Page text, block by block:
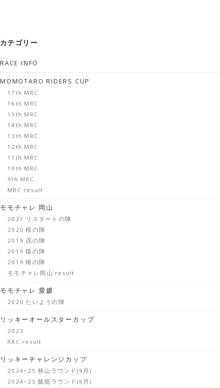
カテゴリー
RACE INFO
MOMOTARO RIDERS CUP
17th MRC
16th MRC
15th MRC
14th MRC
13th MRC
12th MRC
11th MRC
10th MRC
9th MRC
MRC result
モモチャレ 岡山
2021 リスタートの陣
2020 桜の陣
2019 戌の陣
2019 猿の陣
2019 雉の陣
モモチャレ岡山 result
モモチャレ 愛媛
2020 たいようの陣
リッキーオールスターカップ
2023
RAC result
リッキーチャレンジカップ
2024~25 狭山ラウンド(9月)
2024~25 飯能ラウンド(6月)